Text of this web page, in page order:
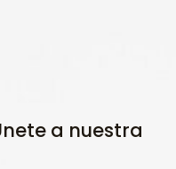
a nuestra